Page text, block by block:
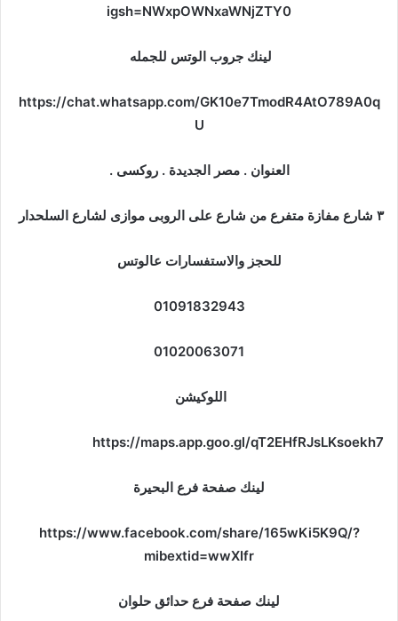
igsh=NWxpOWNxaWNjZTY0
لينك جروب الوتس للجمله
https://chat.whatsapp.com/GK10e7TmodR4AtO789A0q
U
العنوان . مصر الجديدة . روكسى .
٣ شارع مفازة متفرع من شارع على الروبى موازى لشارع السلحدار
للحجز والاستفسارات عالوتس
01091832943
01020063071
اللوكيشن
https://maps.app.goo.gl/qT2EHfRJsLKsoekh7
لينك صفحة فرع البحيرة
https://www.facebook.com/share/165wKi5K9Q/?
mibextid=wwXIfr
لينك صفحة فرع حدائق حلوان